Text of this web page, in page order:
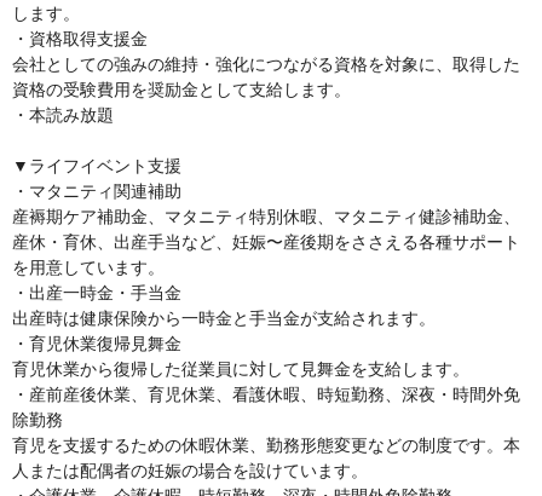
します。
・資格取得支援金
会社としての強みの維持・強化につながる資格を対象に、取得した
資格の受験費用を奨励金として支給します。
・本読み放題
▼ライフイベント支援
・マタニティ関連補助
産褥期ケア補助金、マタニティ特別休暇、マタニティ健診補助金、
産休・育休、出産手当など、妊娠〜産後期をささえる各種サポート
を用意しています。
・出産一時金・手当金
出産時は健康保険から一時金と手当金が支給されます。
・育児休業復帰見舞金
育児休業から復帰した従業員に対して見舞金を支給します。
・産前産後休業、育児休業、看護休暇、時短勤務、深夜・時間外免
除勤務
育児を支援するための休暇休業、勤務形態変更などの制度です。本
人または配偶者の妊娠の場合を設けています。